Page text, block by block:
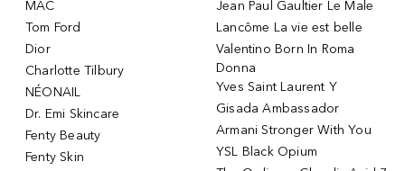
MAC
Tom Ford
Dior
Charlotte Tilbury
NÉONAIL
Dr. Emi Skincare
Fenty Beauty
Fenty Skin
Jean Paul Gaultier Le Male
Lancôme La vie est belle
Valentino Born In Roma
Donna
Yves Saint Laurent Y
Gisada Ambassador
Armani Stronger With You
YSL Black Opium